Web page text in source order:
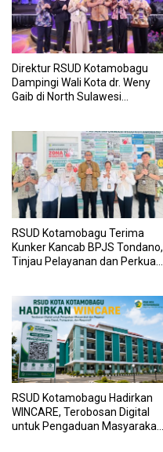
Direktur RSUD Kotamobagu
Dampingi Wali Kota dr. Weny
Gaib di North Sulawesi
RSUD Kotamobagu Terima
Kunker Kancab BPJS Tondano,
Tinjau Pelayanan dan Perkuat
RSUD Kotamobagu Hadirkan
WINCARE, Terobosan Digital
untuk Pengaduan Masyarakat